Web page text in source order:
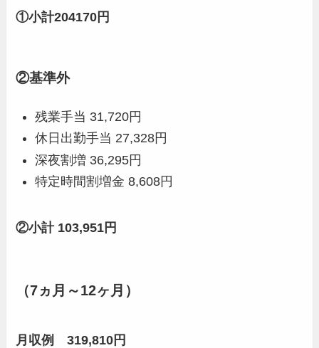
①小計204170円
②基準外
残業手当 31,720円
休日出勤手当 27,328円
深夜割増 36,295円
特定時間割増金 8,608円
②小計 103,951円
（7ヵ月～12ヶ月）
月収例 319,810円